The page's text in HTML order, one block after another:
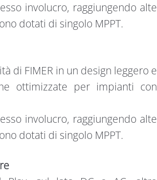
involucro, raggiungendo alte
dotati di singolo MPPT.
di FIMER in un design leggero e
ottimizzate per impianti con
involucro, raggiungendo alte
dotati di singolo MPPT.